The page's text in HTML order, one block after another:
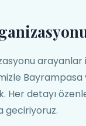
arayanlar
Her detayı
geciriyoruz.